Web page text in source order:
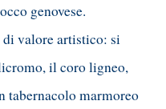
genovese.
valore artistico: si
il coro ligneo,
tabernacolo marmoreo